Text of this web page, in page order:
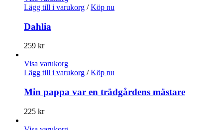
Lägg till i varukorg / Köp nu
Dahlia
259 kr
Visa varukorg
Lägg till i varukorg / Köp nu
Min pappa var en trädgårdens mästare
225 kr